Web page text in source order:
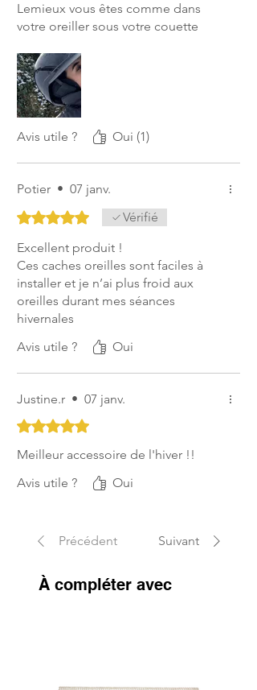
Lemieux vous êtes comme dans
votre oreiller sous votre couette
Avis utile ? Oui (1)
Potier • 07 janv.
Noté 5 sur 5.
Vérifié
Excellent produit !
Ces caches oreilles sont faciles à
installer et je n’ai plus froid aux
oreilles durant mes séances
hivernales
Avis utile ?
Oui
Justine.r • 07 janv.
Noté 5 sur 5.
Meilleur accessoire de l'hiver !!
Avis utile ?
Oui
Précédent Suivant
À compléter avec